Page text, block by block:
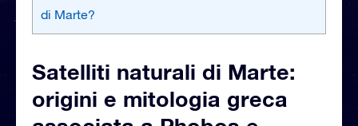
di Marte?
Satelliti naturali di Marte:
origini e mitologia greca